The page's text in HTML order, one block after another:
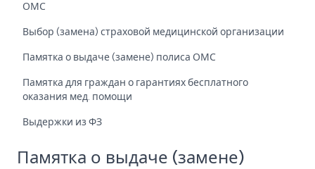
ОМС
Выбор (замена) страховой медицинской организации
Памятка о выдаче (замене) полиса ОМС
Памятка для граждан о гарантиях бесплатного
оказания мед. помощи
Выдержки из ФЗ
Памятка о выдаче (замене)